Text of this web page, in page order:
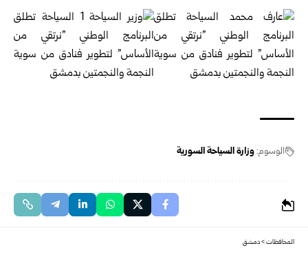
الوسوم:وزارة السياحة السورية
المحافظات>دمشق